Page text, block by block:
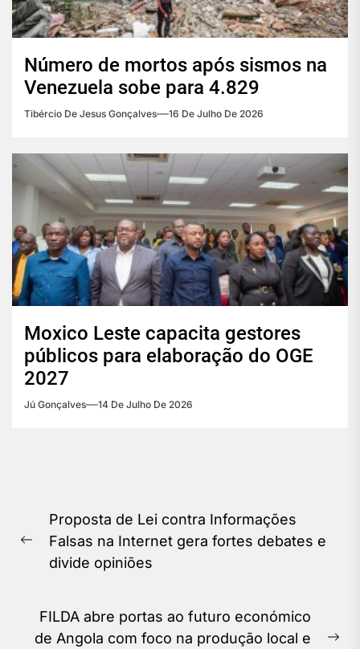
Número de mortos após sismos na
Venezuela sobe para 4.829
Tibércio De Jesus Gonçalves 16 De Julho De 2026
Moxico Leste capacita gestores
públicos para elaboração do OGE
2027
Jú Gonçalves 14 De Julho De 2026
de
Post
Previous
post:
Proposta de Lei contra Informações
Falsas na Internet gera fortes debates e
divide opiniões
FILDA abre portas ao futuro económico
de Angola com foco na produção local e